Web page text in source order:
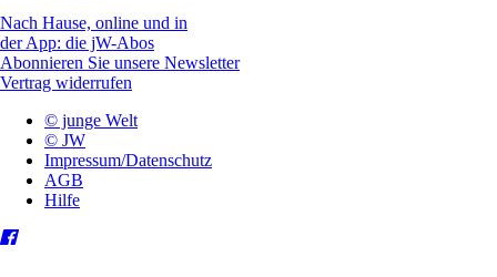
Nach Hause, online und in
der App: die jW-Abos
Abonnieren Sie unsere Newsletter
Vertrag widerrufen
© junge Welt
© JW
Impressum/Datenschutz
AGB
Hilfe